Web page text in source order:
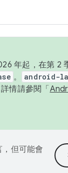
年起，在第 2
。 android-
情請參閱「
但可能會